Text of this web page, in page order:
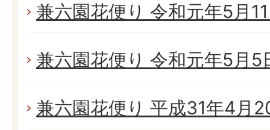
兼六園花便り 令和元年5月
兼六園花便り 令和元年5月5
兼六園花便り 平成31年4月